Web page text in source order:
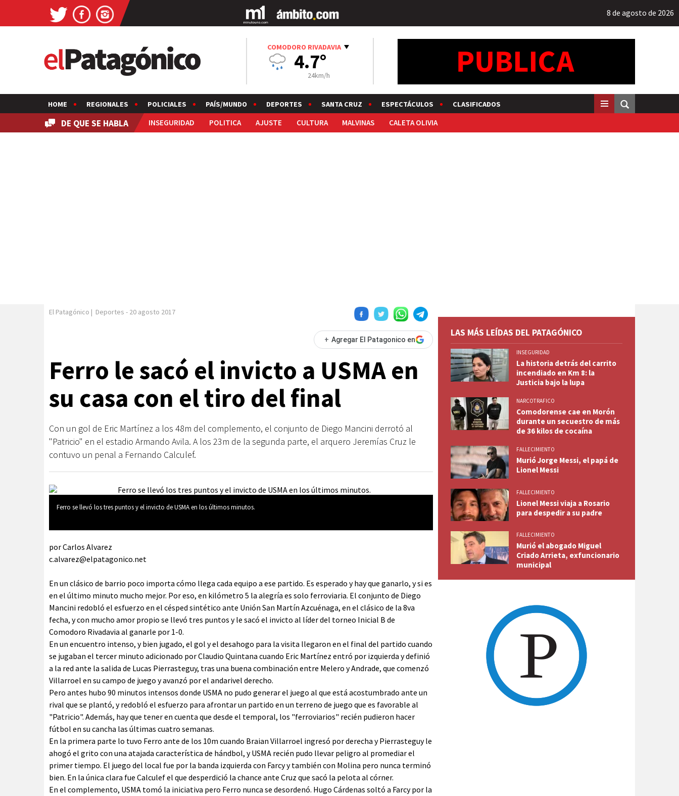
8 de agosto de 2026
COMODORO RIVADAVIA
4.7°
24km/h
HOME REGIONALES POLICIALES PAÍS/MUNDO DEPORTES SANTA CRUZ ESPECTÁCULOS CLASIFICADOS
DE QUE SE HABLA INSEGURIDAD POLITICA AJUSTE CULTURA MALVINAS CALETA OLIVIA
El Patagónico | Deportes - 20 agosto 2017
+ Agregar El Patagonico en
Ferro le sacó el invicto a USMA en
su casa con el tiro del final
Con un gol de Eric Martínez a los 48m del complemento, el conjunto de Diego Mancini derrotó al
"Patricio" en el estadio Armando Avila. A los 23m de la segunda parte, el arquero Jeremías Cruz le
contuvo un penal a Fernando Calculef.
Ferro se llevó los tres puntos y el invicto de USMA en los últimos minutos.
por Carlos Alvarez
c.alvarez@elpatagonico.net
En un clásico de barrio poco importa cómo llega cada equipo a ese partido. Es esperado y hay que ganarlo, y si es
en el último minuto mucho mejor. Por eso, en kilómetro 5 la alegría es solo ferroviaria. El conjunto de Diego
Mancini redobló el esfuerzo en el césped sintético ante Unión San Martín Azcuénaga, en el clásico de la 8va
fecha, y con mucho amor propio se llevó tres puntos y le sacó el invicto al líder del torneo Inicial B de
Comodoro Rivadavia al ganarle por 1-0.
En un encuentro intenso, y bien jugado, el gol y el desahogo para la visita llegaron en el final del partido cuando
se jugaban el tercer minuto adicionado por Claudio Quintana cuando Eric Martínez entró por izquierda y definió
a la red ante la salida de Lucas Pierrasteguy, tras una buena combinación entre Melero y Andrade, que comenzó
Villarroel en su campo de juego y avanzó por el andarivel derecho.
Pero antes hubo 90 minutos intensos donde USMA no pudo generar el juego al que está acostumbrado ante un
rival que se plantó, y redobló el esfuerzo para afrontar un partido en un terreno de juego que es favorable al
"Patricio". Además, hay que tener en cuenta que desde el temporal, los "ferroviarios" recién pudieron hacer
fútbol en su cancha las últimas cuatro semanas.
En la primera parte lo tuvo Ferro ante de los 10m cuando Braian Villarroel ingresó por derecha y Pierrasteguy le
ahogó el grito con una atajada característica de hándbol, y USMA recién pudo llevar peligro al promediar el
primer tiempo. El juego del local fue por la banda izquierda con Farcy y también con Molina pero nunca terminó
bien. En la única clara fue Calculef el que desperdició la chance ante Cruz que sacó la pelota al córner.
En el complemento, USMA tomó la iniciativa pero Ferro nunca se desordenó. Hugo Cárdenas soltó a Farcy por la
LAS MÁS LEÍDAS DEL PATAGÓNICO
INSEGURIDAD
La historia detrás del carrito
incendiado en Km 8: la
Justicia bajo la lupa
NARCOTRAFICO
Comodorense cae en Morón
durante un secuestro de más
de 36 kilos de cocaína
FALLECIMIENTO
Murió Jorge Messi, el papá de
Lionel Messi
FALLECIMIENTO
Lionel Messi viaja a Rosario
para despedir a su padre
FALLECIMIENTO
Murió el abogado Miguel
Criado Arrieta, exfuncionario
municipal